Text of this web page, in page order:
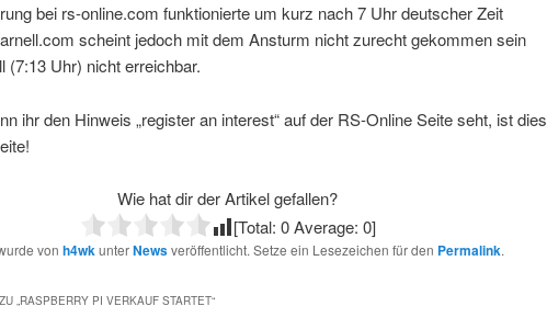
bei rs-online.com funktionierte um kurz nach 7 Uhr deutscher Zeit
scheint jedoch mit dem Ansturm nicht zurecht gekommen sein
(7:13 Uhr) nicht erreichbar.
ihr den Hinweis „register an interest“ auf der RS-Online Seite seht, ist dies
Wie hat dir der Artikel gefallen?
[Total: 0Average: 0]
von h4wkunterNewsveröffentlicht. Setze ein Lesezeichen für den Permalink.
„RASPBERRY PI VERKAUF STARTET“